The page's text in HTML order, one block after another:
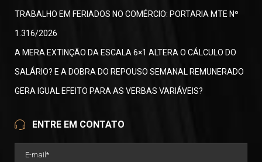
TRABALHO EM FERIADOS NO COMÉRCIO: PORTARIA MTE Nº
1.316/2026
A MERA EXTINÇÃO DA ESCALA 6×1 ALTERA O CÁLCULO DO
SALÁRIO? E A DOBRA DO REPOUSO SEMANAL REMUNERADO
GERA IGUAL EFEITO PARA AS VERBAS VARIÁVEIS?
ENTRE EM CONTATO